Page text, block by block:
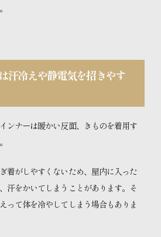
汗冷えや静電気を招きやす
ンナーは暖かい反面、きものを着用す
着がしやすくないため、屋内に入った
汗をかいてしまうことがあります。そ
って体を冷やしてしまう場合もありま